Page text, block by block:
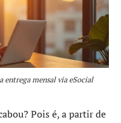
entrega mensal via eSocial
Pois é, a partir de